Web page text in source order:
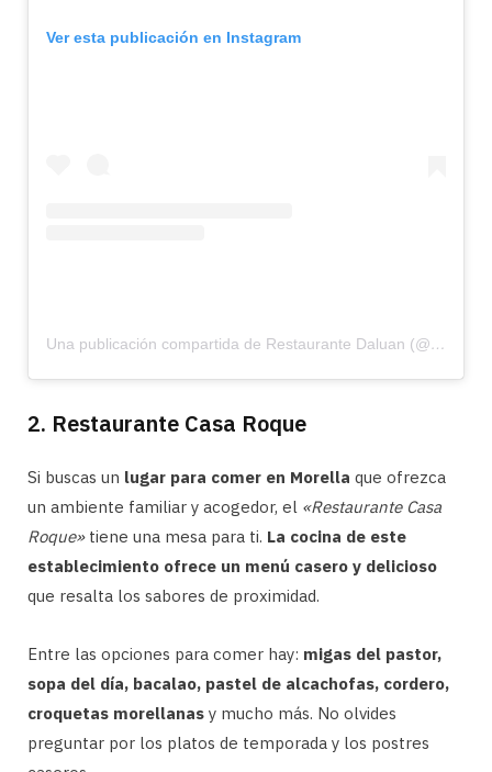
Ver esta publicación en Instagram
Una publicación compartida de Restaurante Daluan (@restaurantedaluan)
2. Restaurante Casa Roque
Si buscas un lugar para comer en Morella que ofrezca
un ambiente familiar y acogedor, el «Restaurante Casa
Roque»tiene una mesa para ti. La cocina de este
establecimiento ofrece un menú casero y delicioso
que resalta los sabores de proximidad.
Entre las opciones para comer hay: migas del pastor,
sopa del día, bacalao, pastel de alcachofas, cordero,
croquetas morellanas y mucho más. No olvides
preguntar por los platos de temporada y los postres